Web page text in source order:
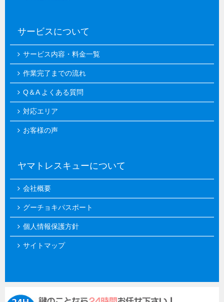
サービスについて
サービス内容・料金一覧
作業完了までの流れ
Q＆A よくある質問
対応エリア
お客様の声
ヤマトレスキューについて
会社概要
グーチョキパスポート
個人情報保護方針
サイトマップ